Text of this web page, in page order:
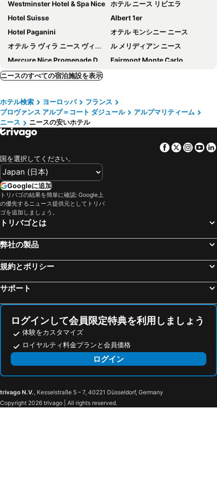
Westminster Hotel & Spa Nice
ホテル ニース リビエラ
Hotel Suisse
Albert 1er
Hotel Paganini
オテル モンシニー ニース
オテル ラ ヴィラ ニース ヴィクトル ユーゴー
ル メリディアン ニース
Mercure Nice Promenade Des Anglais
Fairmont Monte Carlo
オテル バカンス ブルー ル ロイヤル
Nice Excelsior Centre ville by HappyCulture
ノボテル ニース アレナス アエロポール
ルレ アクロポリス
ibis budget Nice Californie Lenval
ヴィラ リヴォリ
Mercure Nice Centre Grimaldi
Hôtel Apollinaire Nice
Sheraton Nice
Ibis Styles Nice Centre Gare
オテル ド スエード
ホテル モンテカルロ ベイ
オテル ユニヴェール
ル サン ポール オテル
Hotel 64 Nice
オテル ドゥ パリ モンテカルロ
Best Western Premier Hotel Roosevelt
Hôtel Le Soleia by Inwood Hotels
オテル エルミタージュ モンテカルロ
Greet Hotel Nice Aéroport Promenade des Anglais
Boutique Hotel Nice Côte d'azur
Hotel Florence Nice
Hôtel Du Centre, un hôtel AMMI
ベスト ウエスタン アルバ ホテル
ベストウェスタン プラス ホテル ドゥ マドリッド
Hotel Saint Gothard
ニースのすべての宿泊施設を表示
ホテル検索 ヨーロッパ
フランス
プロヴァンス アルプ＝コート ダジュール
アルプマリティーム
ニース
ニースの安いホテル
Facebook
Twitter
国を選択してください。
Googleに追加
トリバゴの結果を簡単に確認: Google上
の優先するニュース提供元としてトリバ
ゴを追加しましょう。
トリバゴとは
弊社の製品
規約とポリシー
サポート
ログインして会員限定特典を利用しましょう
体験をカスタマイズ
ロイヤルティ料金プランと会員価格
ログイン
trivago N.V., Kesselstraße 5 – 7, 40221 Düsseldorf, Germany
Copyright 2026 trivago | All rights reserved.